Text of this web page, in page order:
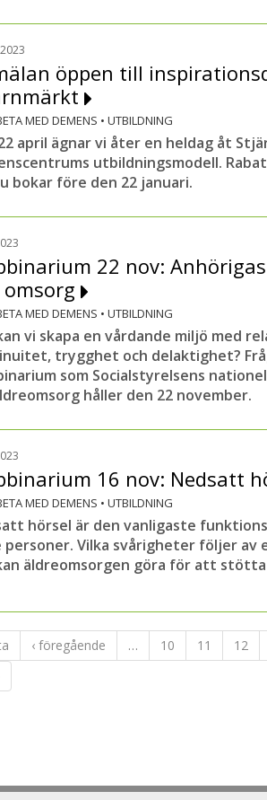
öppen till
MED DEMENS • UTBILDNING
april ägnar vi åter en heldag åt
utbildningsmodell.
bokar före den 22 januari.
22 nov:
omsorg
MED DEMENS • UTBILDNING
vi skapa en vårdande miljö med
trygghet och delaktighet?
som Socialstyrelsens
håller den 22 november.
16 nov: Nedsatt
MED DEMENS • UTBILDNING
hörsel är den vanligaste
personer. Vilka svårigheter följer av
äldreomsorgen göra för att
‹ föregående … 10 11 12